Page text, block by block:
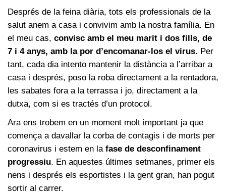
Després de la feina diària, tots els professionals de la
salut anem a casa i convivim amb la nostra família. En
el meu cas, convisc amb el meu marit i dos fills, de
7 i 4 anys, amb la por d’encomanar-los el virus. Per
tant, cada dia intento mantenir la distància a l’arribar a
casa i després, poso la roba directament a la rentadora,
les sabates fora a la terrassa i jo, directament a la
dutxa, com si es tractés d’un protocol.
Ara ens trobem en un moment molt important ja que
comença a davallar la corba de contagis i de morts per
coronavirus i estem en la fase de desconfinament
progressiu. En aquestes últimes setmanes, primer els
nens i després els esportistes i la gent gran, han pogut
sortir al carrer.